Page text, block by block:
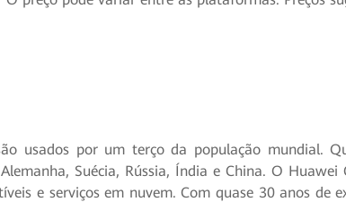
usados por um terço da população mundial.
Suécia, Rússia, Índia e China. O Huawei
e serviços em nuvem. Com quase 30 anos de